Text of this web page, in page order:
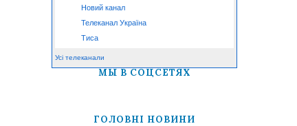
Новий канал
Телеканал Україна
Тиса
Усі телеканали
МЫ В СОЦСЕТЯХ
ГОЛОВНІ НОВИНИ